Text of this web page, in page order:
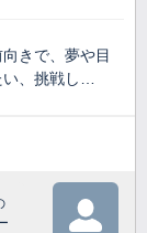
きで、夢や目
い、挑戦し…